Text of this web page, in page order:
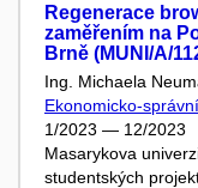
Regenerace
zaměřením na
Brně (MUNI/A/
Ing. Michaela
Ekonomicko-
1/2023 — 12/2023
Masarykova
studentských